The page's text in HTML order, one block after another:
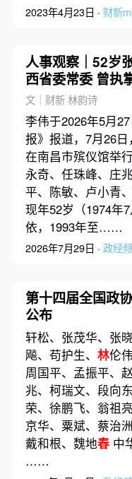
2023年4月23日 · 财新
人事观察｜52岁
西省委常委 曾执
业司
文｜财新 林韵诗
李伟于2026年5月
报》报道，7月26
在南昌市殡仪馆举
永奇、任珠峰、庄兆
平、陈敏、卢小青
现年52岁（1974年
依，1993年至……
2026年7月29日 · 政经
第十四届全国政
公布
轩松、张茂华、张
飚、苟护生、 林伦伟
周国平、孟振平、
兆、柯瑞文、段向
荣、徐鹏飞、翁祖
京华、粟斌、蔡治
戴和根、魏地春中
……